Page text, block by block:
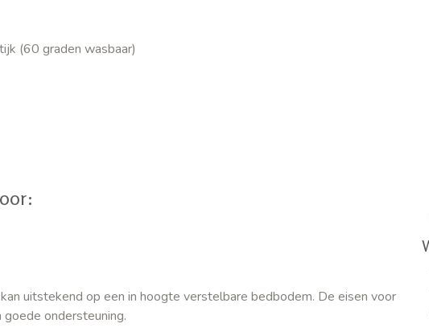
(60 graden wasbaar)
uitstekend op een in hoogte verstelbare bedbodem. De eisen voor
ondersteuning.